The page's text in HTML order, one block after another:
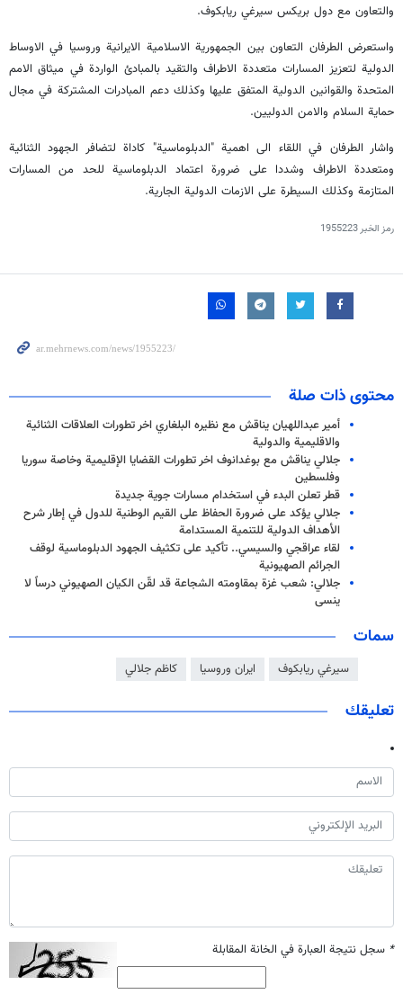
والتعاون مع دول بريكس سيرغي ريابكوف.
واستعرض الطرفان التعاون بين الجمهورية الاسلامية الايرانية وروسيا في الاوساط
الدولية لتعزيز المسارات متعددة الاطراف والتقيد بالمبادئ الواردة في ميثاق الامم
المتحدة والقوانين الدولية المتفق عليها وكذلك دعم المبادرات المشتركة في مجال
حماية السلام والامن الدوليين.
واشار الطرفان في اللقاء الى اهمية "الدبلوماسية" كاداة لتضافر الجهود الثنائية
ومتعددة الاطراف وشددا على ضرورة اعتماد الدبلوماسية للحد من المسارات
المتازمة وكذلك السيطرة على الازمات الدولية الجارية.
رمز الخبر1955223
محتوى ذات صلة
أمير عبداللهيان يناقش مع نظيره البلغاري اخر تطورات العلاقات الثنائية
والاقليمية والدولية
جلالي يناقش مع بوغدانوف اخر تطورات القضايا الإقليمية وخاصة سوريا
وفلسطين
قطر تعلن البدء في استخدام مسارات جوية جديدة‎
جلالي يؤكد على ضرورة الحفاظ على القيم الوطنية للدول في إطار شرح
الأهداف الدولية للتنمية المستدامة
لقاء عراقجي والسيسي.. تأكيد على تكثيف الجهود الدبلوماسية لوقف
الجرائم الصهيونية
جلالي: شعب غزة بمقاومته الشجاعة قد لقّن الكيان الصهيوني درساً لا
ينسى
سمات
سيرغي ريابكوف ايران وروسيا كاظم جلالي
تعليقك
* سجل نتيجة العبارة في الخانة المقابلة